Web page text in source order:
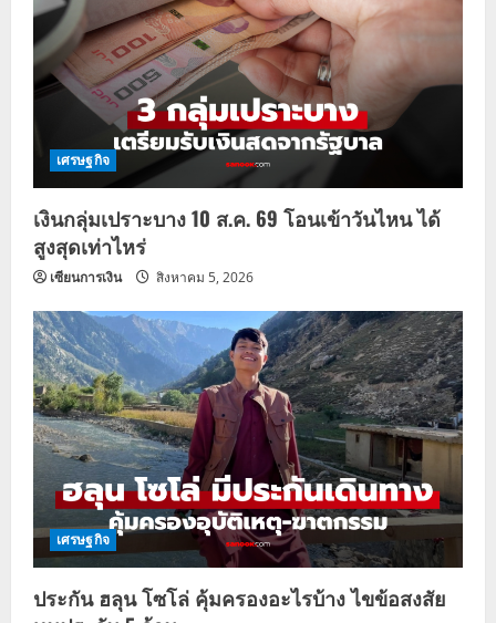
เศรษฐกิจ
เงินกลุ่มเปราะบาง 10 ส.ค. 69 โอนเข้าวันไหน ได้
สูงสุดเท่าไหร่
เซียนการเงิน สิงหาคม 5, 2026
เศรษฐกิจ
ประกัน ฮลุน โซโล่ คุ้มครองอะไรบ้าง ไขข้อสงสัย